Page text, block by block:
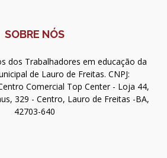
SOBRE NÓS
dos Trabalhadores em educação da
de Lauro de Freitas. CNPJ:
Comercial Top Center - Loja 44,
329 - Centro, Lauro de Freitas -BA,
42703-640